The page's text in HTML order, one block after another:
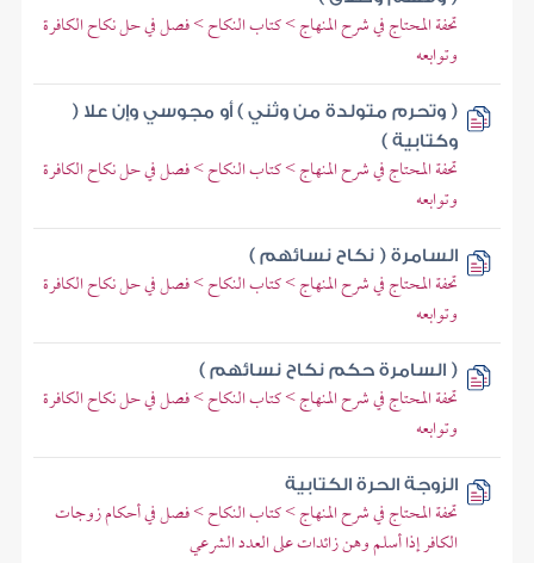
تحفة المحتاج في شرح المنهاج > كتاب النكاح > فصل في حل نكاح الكافرة
وتوابعه
( وتحرم متولدة من وثني ) أو مجوسي وإن علا (
وكتابية )
تحفة المحتاج في شرح المنهاج > كتاب النكاح > فصل في حل نكاح الكافرة
وتوابعه
السامرة ( نكاح نسائهم )
تحفة المحتاج في شرح المنهاج > كتاب النكاح > فصل في حل نكاح الكافرة
وتوابعه
( السامرة حكم نكاح نسائهم )
تحفة المحتاج في شرح المنهاج > كتاب النكاح > فصل في حل نكاح الكافرة
وتوابعه
الزوجة الحرة الكتابية
تحفة المحتاج في شرح المنهاج > كتاب النكاح > فصل في أحكام زوجات
الكافر إذا أسلم وهن زائدات على العدد الشرعي